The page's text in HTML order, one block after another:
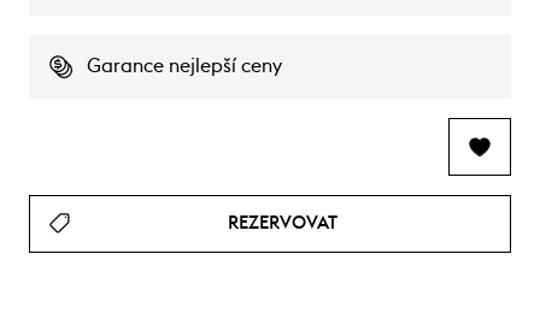
Garance nejlepší ceny
REZERVOVAT